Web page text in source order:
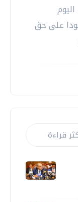
على حق
قراءة